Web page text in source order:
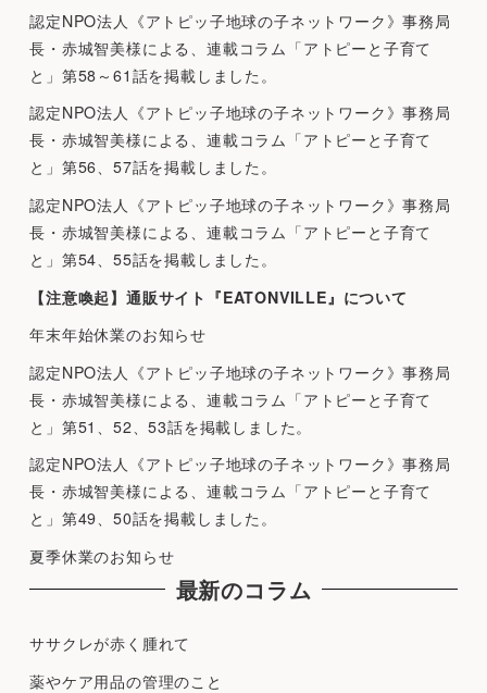
認定NPO法人《アトピッ子地球の子ネットワーク》事務局
長・赤城智美様による、連載コラム「アトピーと子育て
と」第58～61話を掲載しました。
認定NPO法人《アトピッ子地球の子ネットワーク》事務局
長・赤城智美様による、連載コラム「アトピーと子育て
と」第56、57話を掲載しました。
認定NPO法人《アトピッ子地球の子ネットワーク》事務局
長・赤城智美様による、連載コラム「アトピーと子育て
と」第54、55話を掲載しました。
【注意喚起】通販サイト『EATONVILLE』について
年末年始休業のお知らせ
認定NPO法人《アトピッ子地球の子ネットワーク》事務局
長・赤城智美様による、連載コラム「アトピーと子育て
と」第51、52、53話を掲載しました。
認定NPO法人《アトピッ子地球の子ネットワーク》事務局
長・赤城智美様による、連載コラム「アトピーと子育て
と」第49、50話を掲載しました。
夏季休業のお知らせ
最新のコラム
ササクレが赤く腫れて
薬やケア用品の管理のこと